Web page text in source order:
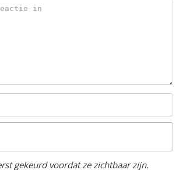
gekeurd voordat ze zichtbaar zijn.